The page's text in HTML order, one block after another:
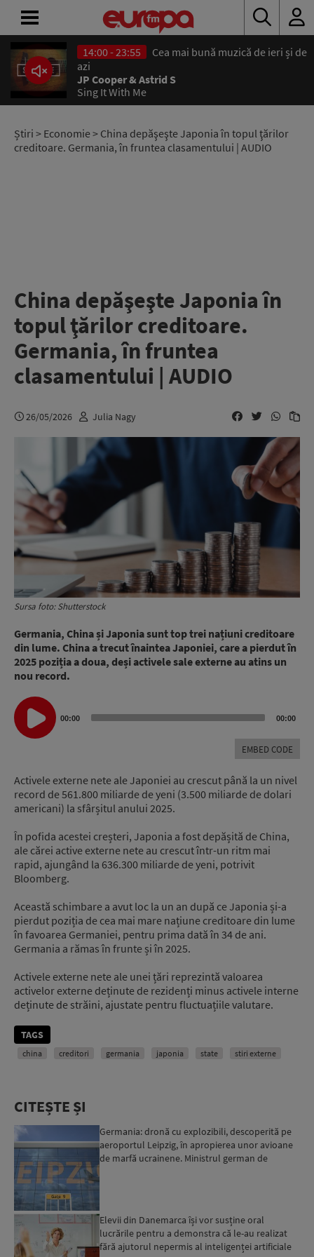
14:00 - 23:55
Cea mai bună muzică de ieri și de
azi
JP Cooper & Astrid S
Sing It With Me
Știri > Economie> China depăşeşte Japonia în topul ţărilor
creditoare. Germania, în fruntea clasamentului | AUDIO
China depăşeşte Japonia în
topul ţărilor creditoare.
Germania, în fruntea
clasamentului | AUDIO
26/05/2026 Julia Nagy
Sursa foto: Shutterstock
Germania, China și Japonia sunt top trei națiuni creditoare
din lume. China a trecut înaintea Japoniei, care a pierdut în
2025 poziția a doua, deși activele sale externe au atins un
nou record.
Audio
Player
00:00 00:00
EMBED CODE
Activele externe nete ale Japoniei au crescut până la un nivel
record de 561.800 miliarde de yeni (3.500 miliarde de dolari
americani) la sfârșitul anului 2025.
În pofida acestei creșteri, Japonia a fost depășită de China,
ale cărei active externe nete au crescut într-un ritm mai
rapid, ajungând la 636.300 miliarde de yeni, potrivit
Bloomberg.
Această schimbare a avut loc la un an după ce Japonia și-a
pierdut poziția de cea mai mare națiune creditoare din lume
în favoarea Germaniei, pentru prima dată în 34 de ani.
Germania a rămas în frunte și în 2025.
Activele externe nete ale unei țări reprezintă valoarea
activelor externe deținute de rezidenți minus activele interne
deținute de străini, ajustate pentru fluctuațiile valutare.
TAGS
china creditori germania japonia state stiri externe
CITEȘTE ȘI
Germania: dronă cu explozibili, descoperită pe
aeroportul Leipzig, în apropierea unor avioane
de marfă ucrainene. Ministrul german de
Elevii din Danemarca își vor susține oral
lucrările pentru a demonstra că le-au realizat
fără ajutorul nepermis al inteligenței artificiale
ACASĂ
RADIO